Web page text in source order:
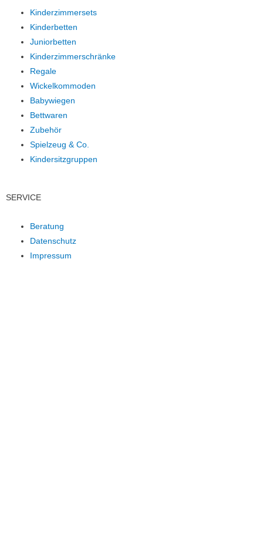
Kinderzimmersets
Kinderbetten
Juniorbetten
Kinderzimmerschränke
Regale
Wickelkommoden
Babywiegen
Bettwaren
Zubehör
Spielzeug & Co.
Kindersitzgruppen
SERVICE
Beratung
Datenschutz
Impressum